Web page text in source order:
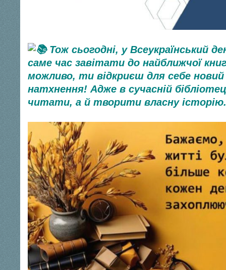
Тож сьогодні, у Всеукраїнський
саме час завітати до найближчої
можливо, ти відкриєш для себе
натхнення! Адже в сучасній
читати, а й творити власну історію.